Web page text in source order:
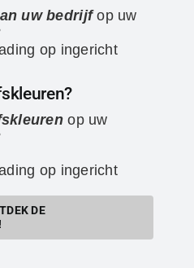
uw bedrijfop uw
op ingericht
op uw
op ingericht
DE